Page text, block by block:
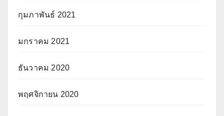
กุมภาพันธ์ 2021
มกราคม 2021
ธันวาคม 2020
พฤศจิกายน 2020